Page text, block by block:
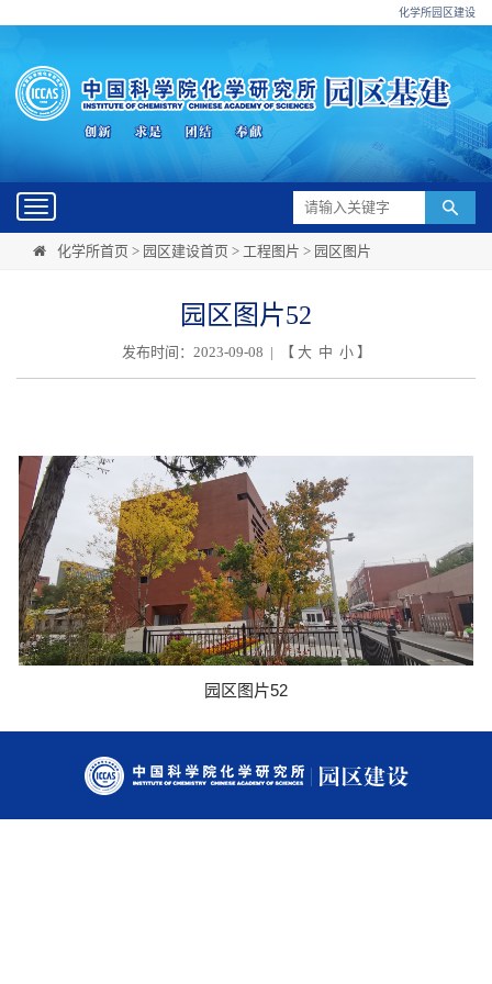
化学所园区建设
Toggle
navigation
化学所首页 > 园区建设首页 > 工程图片 > 园区图片
园区图片52
发布时间：2023-09-08 | 【 大 中 小】
园区图片52